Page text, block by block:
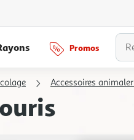
Promos
Accessoires